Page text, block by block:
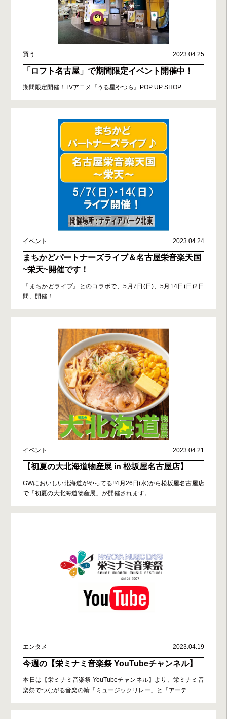
買う 2023.04.25
「ロフト名古屋」で期間限定イベント開催中！
期間限定開催！TVアニメ『うる星やつら』POP UP SHOP
イベント 2023.04.24
まちかどパートナーズライブ＆名古屋栄音楽天国
~栄天~開催です！
『まちかどライブ』とのコラボで、5月7日(日)、5月14日(日)2日
間、開催！
イベント 2023.04.21
【初夏の大北海道物産展 in 松坂屋名古屋店】
GWにおいしい北海道がやってる!!4月26日(水)から松坂屋名古屋店
で「初夏の大北海道物産展」が開催されます。
エンタメ 2023.04.19
今週の【栄ミナミ音楽祭 YouTubeチャンネル】
本日は【栄ミナミ音楽祭 YouTubeチャンネル】より、栄ミナミ音
楽祭でつながる音楽の輪「ミュージックリレー」と「アーテ